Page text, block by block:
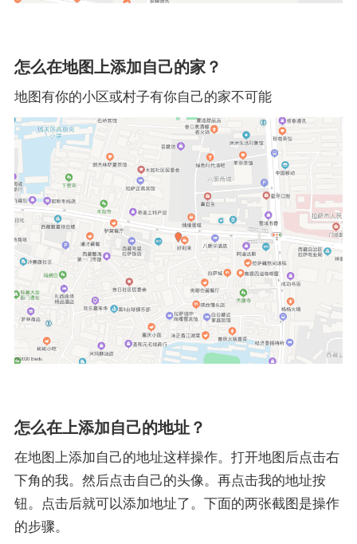
怎么在地图上添加自己的家？
地图有你的小区或村子有你自己的家不可能
怎么在上添加自己的地址？
在地图上添加自己的地址这样操作。打开地图后点击右
下角的我。然后点击自己的头像。再点击我的地址按
钮。点击后就可以添加地址了。下面的两张截图是操作
的步骤。